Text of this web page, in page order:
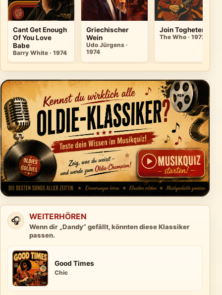
Cant Get Enough
Of You Love
Babe
Barry White · 1974
Griechischer
Wein
Udo Jürgens ·
1974
Join Togheter
The Who · 1972
🎧 WEITERHÖREN
Wenn dir „Dandy“ gefällt, könnten diese Klassiker
passen.
Good Times
Chic